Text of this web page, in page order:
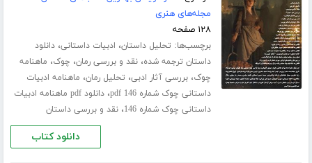
مجله‌های هنری
۱۲۸ صفحه
برچسب‌ها: تحلیل داستان، ادبیات داستانی،دانلود
داستان ترجمه شده،نقد و بررسی رمان، چوک، ماهنامه
چوک،بررسی آثار ادبی، تحلیل رمان، ماهنامه ادبیات
داستانی چوک شماره 146 pdf
،
دانلود pdf ماهنامه ادبیات
داستانی چوک شماره 146
،نقد و بررسی داستان
دانلود کتاب